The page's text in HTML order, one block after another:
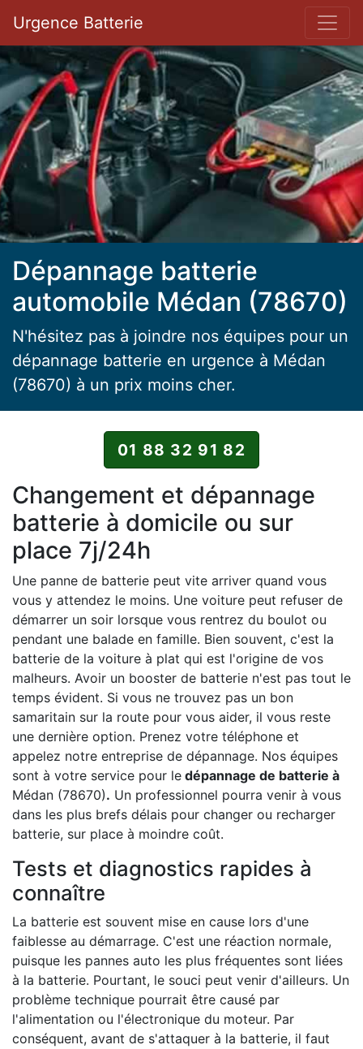
Urgence Batterie Bar
Dépannage batterie
automobile Médan (78670)
N'hésitez pas à joindre nos équipes pour un
dépannage batterie en urgence à Médan
(78670) à un prix moins cher.
01 88 32 91 82
Changement et dépannage
batterie à domicile ou sur
place 7j/24h
Une panne de batterie peut vite arriver quand vous
vous y attendez le moins. Une voiture peut refuser de
démarrer un soir lorsque vous rentrez du boulot ou
pendant une balade en famille. Bien souvent, c'est la
batterie de la voiture à plat qui est l'origine de vos
malheurs. Avoir un booster de batterie n'est pas tout le
temps évident. Si vous ne trouvez pas un bon
samaritain sur la route pour vous aider, il vous reste
une dernière option. Prenez votre téléphone et
appelez notre entreprise de dépannage. Nos équipes
sont à votre service pour le dépannage de batterie à
Médan (78670). Un professionnel pourra venir à vous
dans les plus brefs délais pour changer ou recharger
batterie, sur place à moindre coût.
Tests et diagnostics rapides à
connaître
La batterie est souvent mise en cause lors d'une
faiblesse au démarrage. C'est une réaction normale,
puisque les pannes auto les plus fréquentes sont liées
à la batterie. Pourtant, le souci peut venir d'ailleurs. Un
problème technique pourrait être causé par
l'alimentation ou l'électronique du moteur. Par
conséquent, avant de s'attaquer à la batterie, il faut